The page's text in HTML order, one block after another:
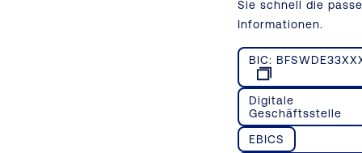
Sie schnell die
Informationen.
BIC:
Digitale
Geschäftsstelle
EBICS